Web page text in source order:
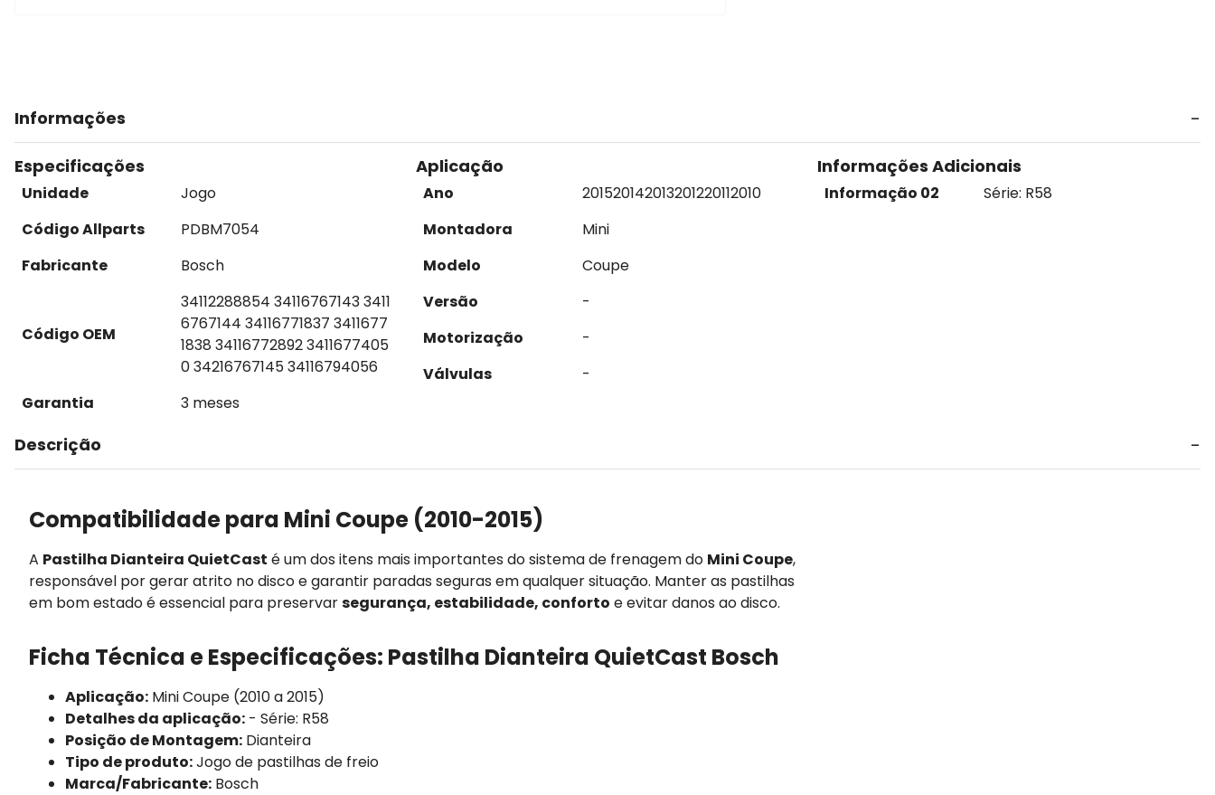
Informações
Especificações
Unidade
Jogo
Código Allparts
PDBM7054
Fabricante
Bosch
Código OEM
34112288854 34116767143 3411
6767144 34116771837 3411677
1838 34116772892 3411677405
0 34216767145 34116794056
Garantia
3 meses
Aplicação
Ano 201520142013201220112010
Montadora
Mini
Modelo
Coupe
Versão
-
Motorização
-
Válvulas
-
Informações Adicionais
Informação 02 Série: R58
Descrição
Compatibilidade para Mini Coupe (2010-2015)
A Pastilha Dianteira QuietCast é um dos itens mais importantes do sistema de frenagem do Mini Coupe,
responsável por gerar atrito no disco e garantir paradas seguras em qualquer situação. Manter as pastilhas
em bom estado é essencial para preservarsegurança, estabilidade, conforto e evitar danos ao disco.
Ficha Técnica e Especificações: Pastilha Dianteira QuietCast Bosch
Aplicação: Mini Coupe (2010 a 2015)
Detalhes da aplicação: - Série: R58
Posição de Montagem: Dianteira
Tipo de produto:Jogo de pastilhas de freio
Marca/Fabricante: Bosch